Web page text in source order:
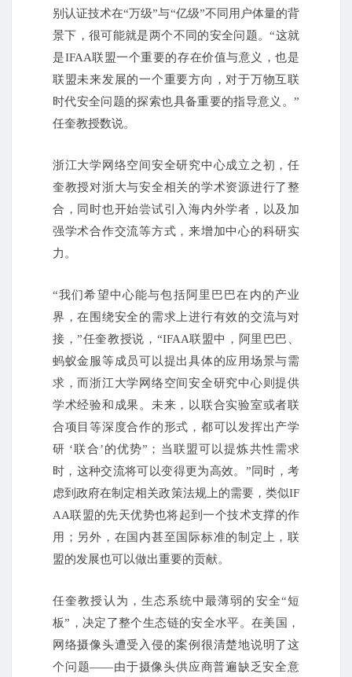
别认证技术在“万级”与“亿级”不同用户体量的背
景下，很可能就是两个不同的安全问题。“这就
是IFAA联盟一个重要的存在价值与意义，也是
联盟未来发展的一个重要方向，对于万物互联
时代安全问题的探索也具备重要的指导意义。”
任奎教授数说。
浙江大学网络空间安全研究中心成立之初，任
奎教授对浙大与安全相关的学术资源进行了整
合，同时也开始尝试引入海内外学者，以及加
强学术合作交流等方式，来增加中心的科研实
力。
“我们希望中心能与包括阿里巴巴在内的产业
界，在围绕安全的需求上进行有效的交流与对
接，”任奎教授说，“IFAA联盟中，阿里巴巴、
蚂蚁金服等成员可以提出具体的应用场景与需
求，而浙江大学网络空间安全研究中心则提供
学术经验和成果。未来，以联合实验室或者联
合项目等深度合作的形式，都可以发挥出产学
研 ‘联合’的优势”；当联盟可以提炼共性需求
时，这种交流将可以变得更为高效。”同时，考
虑到政府在制定相关政策法规上的需要，类似IF
AA联盟的先天优势也将起到一个技术支撑的作
用；另外，在国内甚至国际标准的制定上，联
盟的发展也可以做出重要的贡献。
任奎教授认为，生态系统中最薄弱的安全“短
板”，决定了整个生态链的安全水平。在美国，
网络摄像头遭受入侵的案例很清楚地说明了这
个问题——由于摄像头供应商普遍缺乏安全意